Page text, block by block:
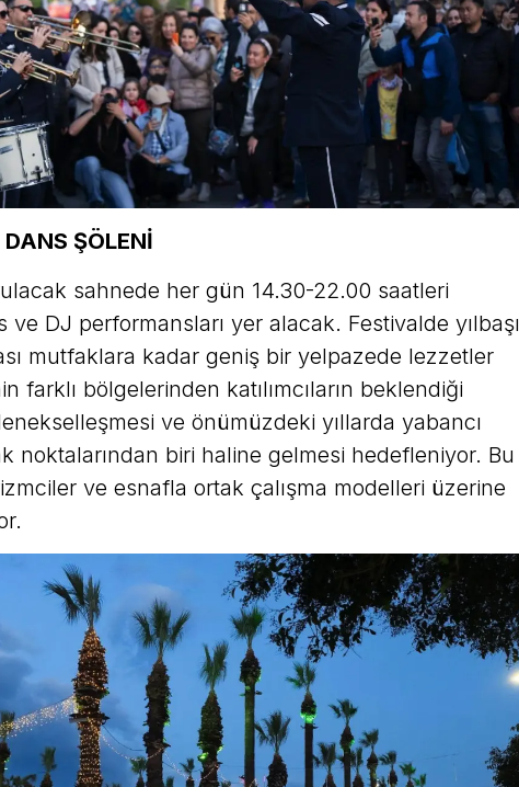
ŞÖLENİ
sahnede her gün 14.30-22.00 saatleri
ve DJ performansları yer alacak. Festivalde yılbaşı
mutfaklara kadar geniş bir yelpazede lezzetler
farklı bölgelerinden katılımcıların beklendiği
ve önümüzdeki yıllarda yabancı
noktalarından biri haline gelmesi hedefleniyor. Bu
ve esnafla ortak çalışma modelleri üzerine